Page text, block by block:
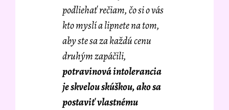
podliehať rečiam, čo si o vás
kto myslí a lipnete na tom,
aby ste sa za každú cenu
druhým zapáčili,
potravinová intolerancia
je skvelou skúškou, ako sa
postaviť vlastnému